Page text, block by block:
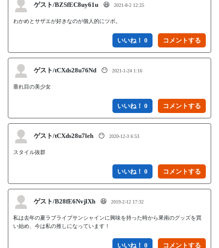
ゲスト/BZSfEC8uy61u 😆 2021-8-2 12:25
わかめとサザエが好きなのが個人的にツボ。
いいね！ 0
ゲスト/tCXds28u76Nd 😶 2021-1-24 1:16
垂れ目の美少女
いいね！ 0
ゲスト/tCXds28u7leh 😶 2020-12-3 6:53
スタイル抜群
いいね！ 0
ゲスト/B28fE6NvjlXh 😆 2019-2-12 17:32
私は去年の夏ラブライブサンシャインに興味を持った時から果南のグッズを買
い始め、今は私の推しになっています！
いいね！ 0